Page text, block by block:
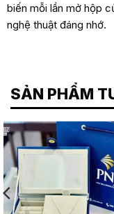
biến mỗi lần mở hộp
nghệ thuật đáng nhớ.
SẢN PHẨM